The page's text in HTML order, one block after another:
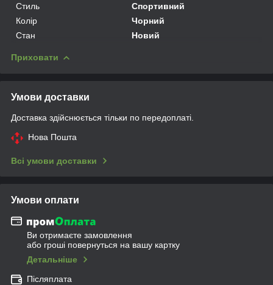
Стиль
Спортивний
Колір
Чорний
Стан
Новий
Приховати
Умови доставки
Доставка здійснюється тільки по передоплаті.
Нова Пошта
Всі умови доставки
Умови оплати
Ви отримаєте замовлення
або гроші повернуться на вашу картку
Детальніше
Післяплата